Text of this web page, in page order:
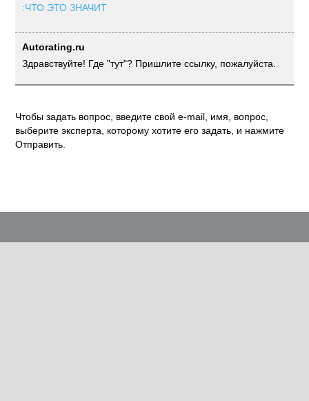
:ЧТО ЭТО ЗНАЧИТ
Autorating.ru
Здравствуйте! Где "тут"? Пришлите ссылку, пожалуйста.
Чтобы задать вопрос, введите свой e-mail, имя, вопрос,
выберите эксперта, которому хотите его задать, и нажмите
Отправить.